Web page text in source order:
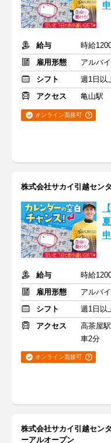
給与
時給
雇用形態
アルバ
シフト
週1日以
アクセス
亀山駅
オンライン面接可
株式会社サカイ引越セン
給与
時給
雇用形態
アルバ
シフト
週1日以
アクセス
高茶屋駅
車2分
オンライン面接可
株式会社サカイ引越セ
ーアルオープン